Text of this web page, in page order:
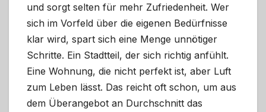
und sorgt selten für mehr Zufriedenheit. Wer
sich im Vorfeld über die eigenen Bedürfnisse
klar wird, spart sich eine Menge unnötiger
Schritte. Ein Stadtteil, der sich richtig anfühlt.
Eine Wohnung, die nicht perfekt ist, aber Luft
zum Leben lässt. Das reicht oft schon, um aus
dem Überangebot an Durchschnitt das